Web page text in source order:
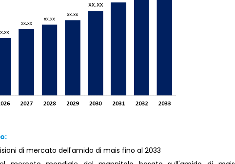
di mercato dell'amido di mais fino al 2033